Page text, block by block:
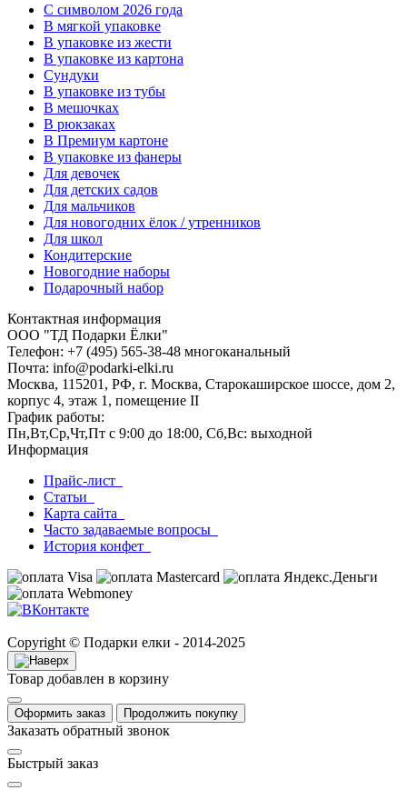
C символом 2026 года
В мягкой упаковке
В упаковке из жести
В упаковке из картона
Сундуки
В упаковке из тубы
В мешочках
В рюкзаках
В Премиум картоне
В упаковке из фанеры
Для девочек
Для детских садов
Для мальчиков
Для новогодних ёлок / утренников
Для школ
Кондитерские
Новогодние наборы
Подарочный набор
Контактная информация
ООО "ТД Подарки Ёлки"
Телефон: +7 (495) 565-38-48 многоканальный
Почта: info@podarki-elki.ru
Москва, 115201, РФ, г. Москва, Старокаширское шоссе, дом 2,
корпус 4, этаж 1, помещение II
График работы:
Пн,Вт,Ср,Чт,Пт с 9:00 до 18:00, Сб,Вс: выходной
Информация
Прайс-лист
Статьи
Карта сайта
Часто задаваемые вопросы
История конфет
Copyright © Подарки елки - 2014-2025
Товар добавлен в корзину
Оформить заказ Продолжить покупку
Заказать обратный звонок
Быстрый заказ